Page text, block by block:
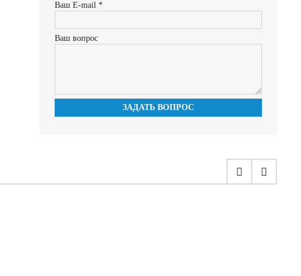
Ваш E-mail *
Ваш вопрос
ЗАДАТЬ ВОПРОС